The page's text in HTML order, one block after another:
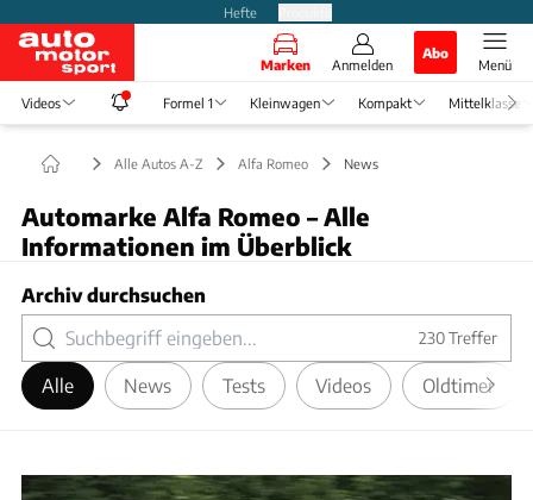
Hefte
Marken Anmelden
Abo
Menü
Videos Formel 1 Kleinwagen Kompakt Mittelklasse
Alle Autos A-Z Alfa Romeo News
Automarke Alfa Romeo – Alle
Informationen im Überblick
Archiv durchsuchen
230Treffer
Alle News Tests Videos Oldtimer